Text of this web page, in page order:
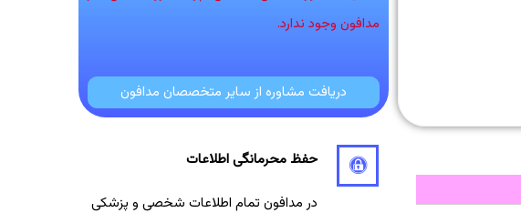
مدافون وجود ندارد.
دریافت مشاوره از سایر متخصصان مدافون
حفظ محرمانگی اطلاعات
در مدافون تمام اطلاعات شخصی و پزشکی